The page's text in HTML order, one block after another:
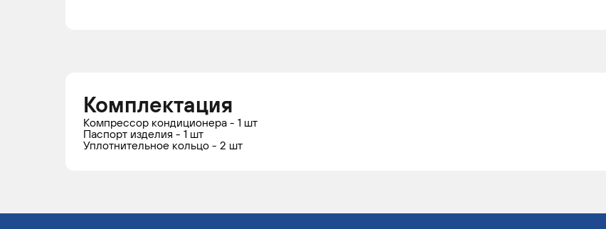
Комплектация
Компрессор кондиционера - 1 шт
Паспорт изделия - 1 шт
Уплотнительное кольцо - 2 шт